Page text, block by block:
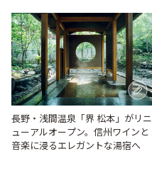
長野・浅間温泉「界 松本」がリニ
ューアルオープン。信州ワインと
音楽に浸るエレガントな湯宿へ